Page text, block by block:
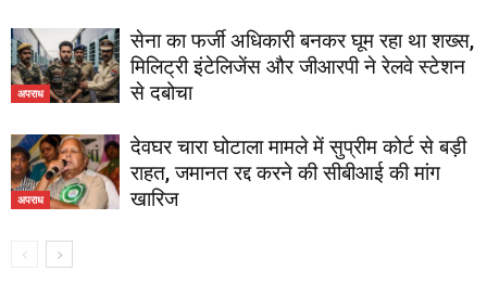
अपराध
सेना का फर्जी अधिकारी बनकर घूम रहा था शख्स,
मिलिट्री इंटेलिजेंस और जीआरपी ने रेलवे स्टेशन
से दबोचा
अपराध
देवघर चारा घोटाला मामले में सुप्रीम कोर्ट से बड़ी
राहत, जमानत रद्द करने की सीबीआई की मांग
खारिज